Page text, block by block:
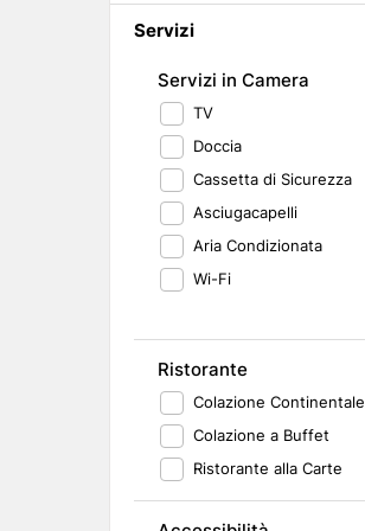
Emilia Romagna
Valle d'Aosta
Trentino-Alto Adige
Friuli-Venezia Giulia
Marche
Lampedusa
Servizi
Servizi in Camera
TV
Doccia
Cassetta di Sicurezza
Asciugacapelli
Aria Condizionata
Wi-Fi
Ristorante
Colazione Continentale
Colazione a Buffet
Ristorante alla Carte